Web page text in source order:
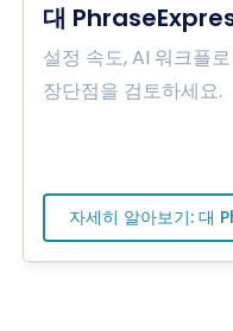
대
설정 속도, AI 워크플
장단점을 검토하세요.
자세히 알아보기: 대